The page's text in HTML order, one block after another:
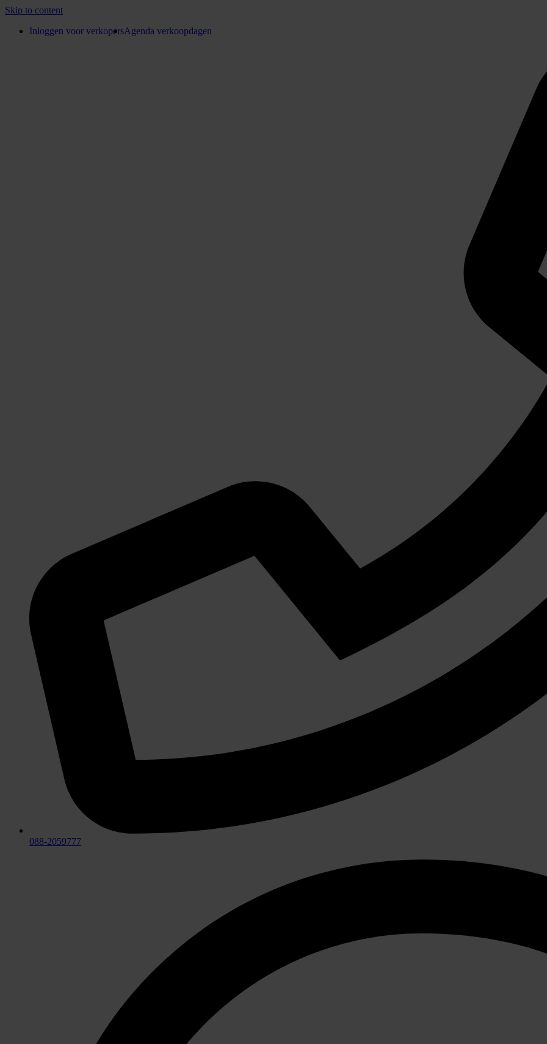
Skip to content
Inloggen voor verkopersAgenda verkoopdagen
088-2059777